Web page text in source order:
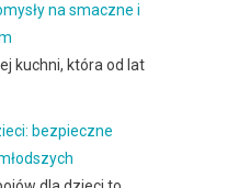
na smaczne i
kuchni, która od lat
bezpieczne